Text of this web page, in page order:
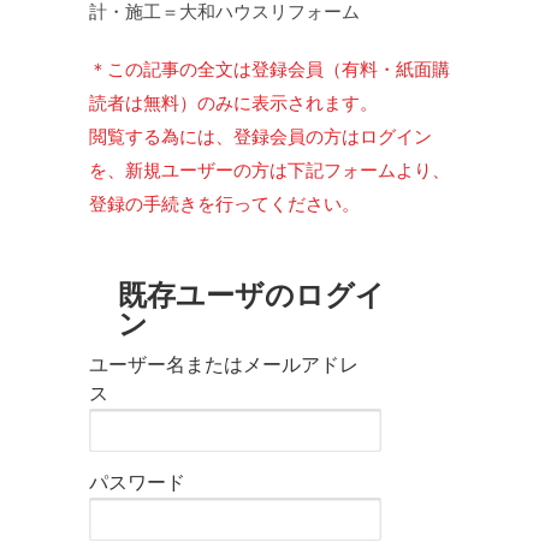
計・施工＝大和ハウスリフォーム
＊この記事の全文は登録会員（有料・紙面購
読者は無料）のみに表示されます。
閲覧する為には、登録会員の方はログイン
を、新規ユーザーの方は下記フォームより、
登録の手続きを行ってください。
既存ユーザのログイ
ン
ユーザー名またはメールアドレ
ス
パスワード